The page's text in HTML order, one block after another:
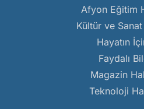
Afyon Eğitim
Kültür ve
Hayatın
Faydalı
Magazin
Teknoloji